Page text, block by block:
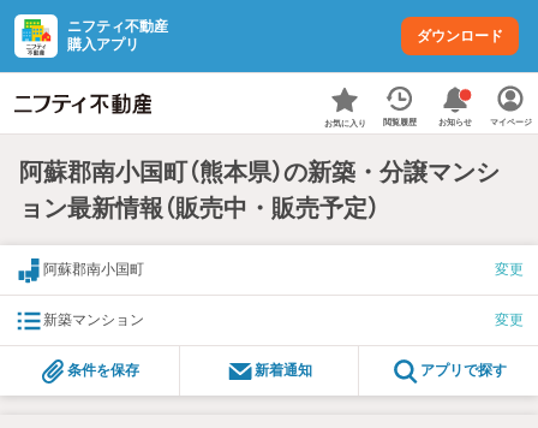
ニフティ不動産
購入アプリ
ダウンロード
お気に入り 閲覧履歴 お知らせ マイページ
阿蘇郡南小国町（熊本県）の新築・分譲マンシ
ョン最新情報（販売中・販売予定）
阿蘇郡南小国町 変更
新築マンション 変更
条件を保存 新着通知 アプリで探す